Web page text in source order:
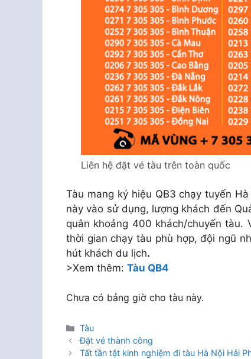
Liên hệ đặt vé tàu trên toàn quốc
Tàu mang ký hiệu QB3 chạy tuyến
này vào sử dụng, lượng khách đến
quân khoảng 400 khách/chuyến tàu.
thời gian chạy tàu phù hợp, đội ngũ
hút khách du lịch.
>Xem thêm: Tàu QB4
Chưa có bảng giờ cho tàu này.
Danh
mục
Tàu
Đặt vé thành công
Tất tần tật kinh nghiệm đi tàu Hà Nội Hải